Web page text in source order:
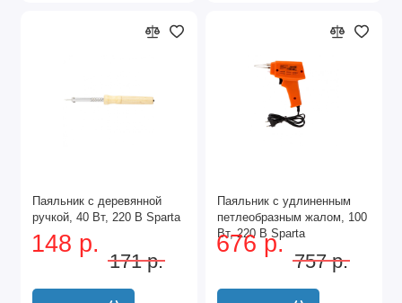
Паяльник с деревянной
ручкой, 40 Вт, 220 В Sparta
148 р.
171 р.
Паяльник с удлиненным
петлеобразным жалом, 100
Вт, 220 В Sparta
676 р.
757 р.